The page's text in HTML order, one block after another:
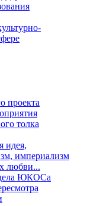
проекта
толка
идея,
империализм
любви...
ЮКОСа